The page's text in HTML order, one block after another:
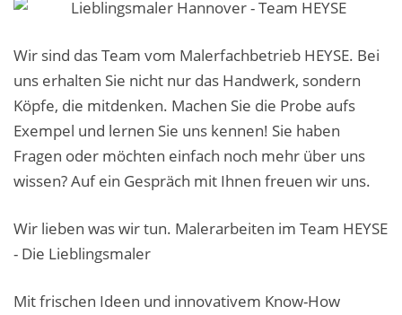
Über uns ›
Über uns
Mitarbeiter / Das Team
Referenzen und Kundenbewertungen
Storytelling
Stellenangebote: Maler-Facharbeiter gesucht
Stellenangebot: Backoffice Manager/in
Wir sind das Team vom Malerfachbetrieb HEYSE. Bei
uns erhalten Sie nicht nur das Handwerk, sondern
Köpfe, die mitdenken. Machen Sie die Probe aufs
Exempel und lernen Sie uns kennen! Sie haben
Fragen oder möchten einfach noch mehr über uns
wissen? Auf ein Gespräch mit Ihnen freuen wir uns.
Wir lieben was wir tun. Malerarbeiten im Team HEYSE
- Die Lieblingsmaler
Mit frischen Ideen und innovativem Know-How